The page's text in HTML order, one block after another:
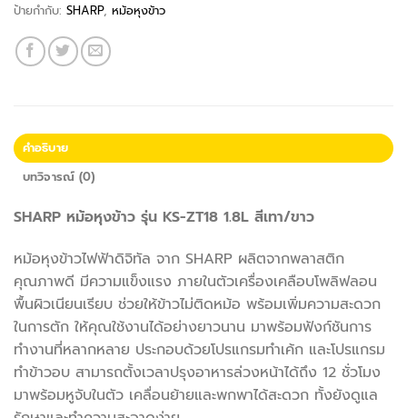
ป้ายกำกับ: SHARP, หม้อหุงข้าว
คำอธิบาย
บทวิจารณ์ (0)
SHARP หม้อหุงข้าว รุ่น KS-ZT18 1.8L สีเทา/ขาว
หม้อหุงข้าวไฟฟ้าดิจิทัล จาก SHARP ผลิตจากพลาสติก
คุณภาพดี มีความแข็งแรง ภายในตัวเครื่องเคลือบโพลิฟลอน
พื้นผิวเนียนเรียบ ช่วยให้ข้าวไม่ติดหม้อ พร้อมเพิ่มความสะดวก
ในการตัก ให้คุณใช้งานได้อย่างยาวนาน มาพร้อมฟังก์ชันการ
ทำงานที่หลากหลาย ประกอบด้วยโปรแกรมทำเค้ก และโปรแกรม
ทำข้าวอบ สามารถตั้งเวลาปรุงอาหารล่วงหน้าได้ถึง 12 ชั่วโมง
มาพร้อมหูจับในตัว เคลื่อนย้ายและพกพาได้สะดวก ทั้งยังดูแล